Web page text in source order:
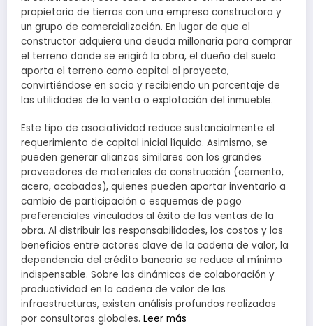
propietario de tierras con una empresa constructora y
un grupo de comercialización. En lugar de que el
constructor adquiera una deuda millonaria para comprar
el terreno donde se erigirá la obra, el dueño del suelo
aporta el terreno como capital al proyecto,
convirtiéndose en socio y recibiendo un porcentaje de
las utilidades de la venta o explotación del inmueble.
Este tipo de asociatividad reduce sustancialmente el
requerimiento de capital inicial líquido. Asimismo, se
pueden generar alianzas similares con los grandes
proveedores de materiales de construcción (cemento,
acero, acabados), quienes pueden aportar inventario a
cambio de participación o esquemas de pago
preferenciales vinculados al éxito de las ventas de la
obra. Al distribuir las responsabilidades, los costos y los
beneficios entre actores clave de la cadena de valor, la
dependencia del crédito bancario se reduce al mínimo
indispensable. Sobre las dinámicas de colaboración y
productividad en la cadena de valor de las
infraestructuras, existen análisis profundos realizados
por consultoras globales. Leer más